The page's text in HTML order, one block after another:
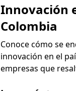
Innovación
Colombia
Conoce cómo se
innovación en el
empresas que